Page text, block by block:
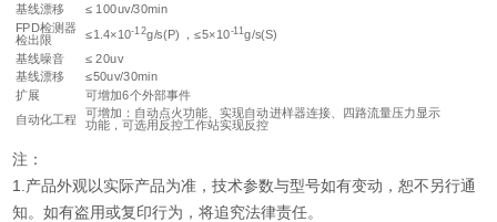
基线漂移
≤ 100uv/30min
FPD检测器
检出限
≤1.4×10-12g/s(P) ，≤5×10-11 g/s(S)
基线噪音 ≤ 20uv
基线漂移 ≤50uv/30min
扩展 可增加6个外部事件
自动化工程 可增加：自动点火功能、实现自动进样器连接、四路流量压力显示
功能，可选用反控工作站实现反控
注：
1.产品外观以实际产品为准，技术参数与型号如有变动，恕不另行通
知。如有盗用或复印行为，将追究法律责任。